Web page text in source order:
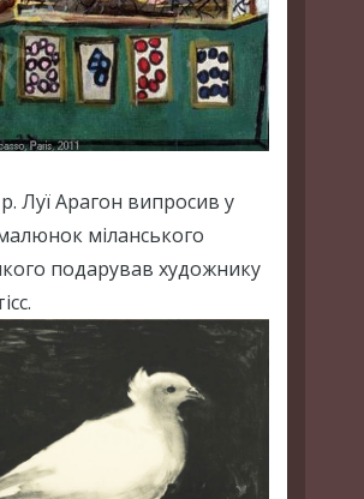
Луї Арагон випросив у
міланського
подарував художнику